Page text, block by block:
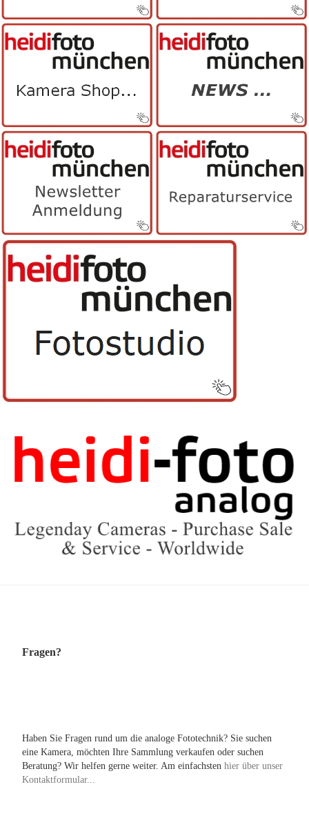
Fragen?
Haben Sie Fragen rund um die analoge Fototechnik? Sie suchen
eine Kamera, möchten Ihre Sammlung verkaufen oder suchen
Beratung? Wir helfen gerne weiter. Am einfachsten hier über unser
Kontaktformular...